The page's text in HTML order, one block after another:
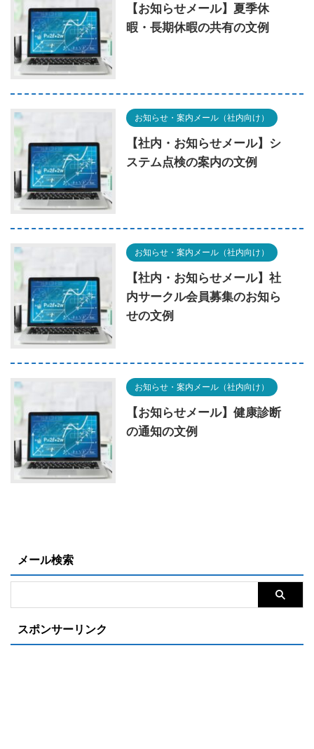
【お知らせメール】夏季休
暇・長期休暇の共有の文例
お知らせ・案内メール（社内向け）
【社内・お知らせメール】シ
ステム点検の案内の文例
お知らせ・案内メール（社内向け）
【社内・お知らせメール】社
内サークル会員募集のお知ら
せの文例
お知らせ・案内メール（社内向け）
【お知らせメール】健康診断
の通知の文例
メール検索
スポンサーリンク